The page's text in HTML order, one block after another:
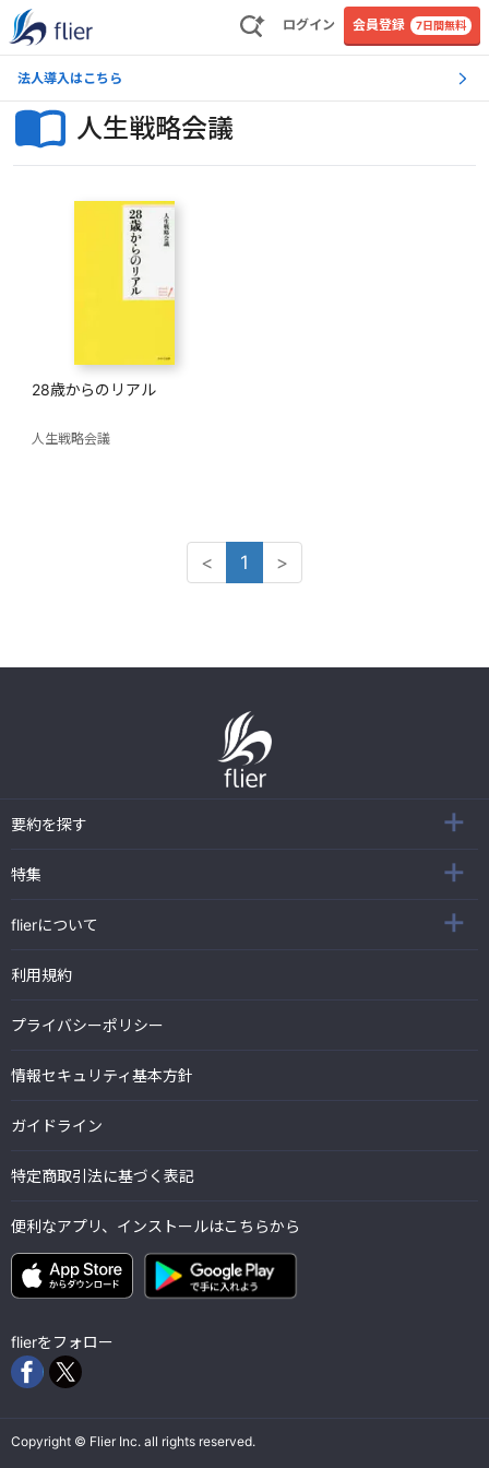
ログイン 会員登録 7日間無料
法人導入はこちら
人生戦略会議
28歳からのリアル
人生戦略会議
< 1 >
要約を探す
特集
flierについて
利用規約
プライバシーポリシー
情報セキュリティ基本方針
ガイドライン
特定商取引法に基づく表記
便利なアプリ、インストールはこちらから
flierをフォロー
Copyright © Flier Inc. all rights reserved.